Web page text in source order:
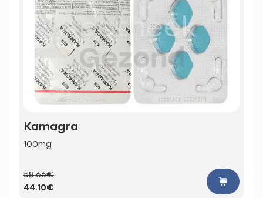
Kamagra
100mg
58.66€
44.10€